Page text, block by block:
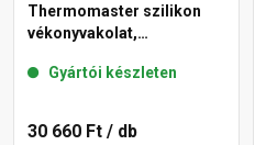
Thermomaster szilikon
vékonyvakolat,
15-D 25 kg
Gyártói készleten
30 660 Ft / db